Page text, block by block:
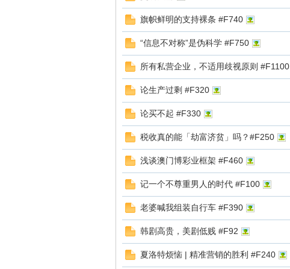
旗帜鲜明的支持裸条 #F740
“信息不对称”是伪科学 #F750
所有私营企业，不适用歧视原则 #F1100
论生产过剩 #F320
论买不起 #F330
税收真的能「劫富济贫」吗？#F250
浅谈澳门博彩业框架 #F460
记一个不尊重男人的时代 #F100
老婆喊我组装自行车 #F390
韩剧高贵，美剧低贱 #F92
夏洛特烦恼 | 精准营销的胜利 #F240